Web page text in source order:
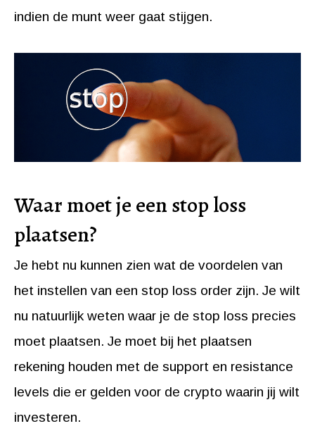
indien de munt weer gaat stijgen.
Waar moet je een stop loss
plaatsen?
Je hebt nu kunnen zien wat de voordelen van
het instellen van een stop loss order zijn. Je wilt
nu natuurlijk weten waar je de stop loss precies
moet plaatsen. Je moet bij het plaatsen
rekening houden met de support en resistance
levels die er gelden voor de crypto waarin jij wilt
investeren.